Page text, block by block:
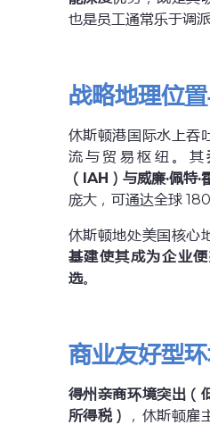
也是员工通常乐于调派
战略地理位
休斯顿港国际水上吞
流与贸易枢纽。其
（IAH）与威廉·佩特
庞大，可通达全球
休斯顿地处美国核心
基建使其成为企业
选。
商业友好型
得州亲商环境突出（
所得税）
，休斯顿雇